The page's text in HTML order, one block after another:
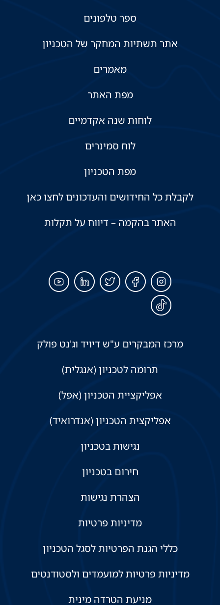
ספר טלפונים
אתר תשתיות המחקר של הטכניון
מאמרים
מפת האתר
לוחות שנה אקדמיים
לוח סמינרים
מפת הטכניון
לקבלת כל החידושים והעדכונים לחצו כאן
האתר בהקמה – דיווח על תקלות
מרכז המבקרים ע"ש דיויד וג'נט פולק
תרומה לטכניון (אנגלית)
אפליקציית הטכניון (אפל)
אפליקצית הטכניון (אנדרואיד)
נגישות בטכניון
חירום בטכניון
הצהרת נגישות
מדיניות פרטיות
כללי הגנת הפרטיות לסגל הטכניון
מדיניות פרטיות למועמדים ולסטודנטים
מניעת הטרדה מינית